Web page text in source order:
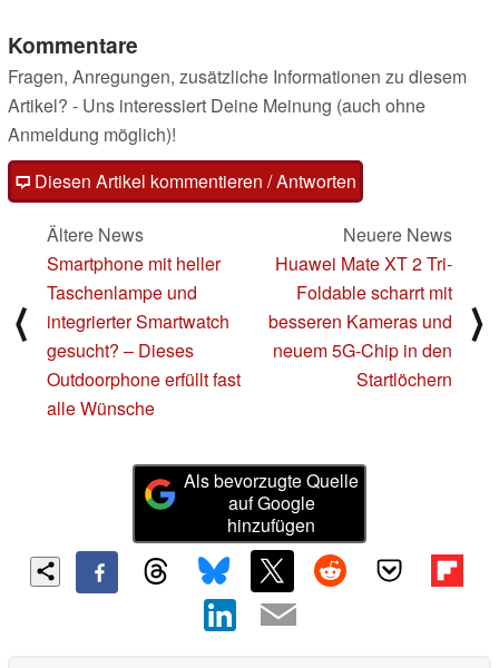
Kommentare
Fragen, Anregungen, zusätzliche Informationen zu diesem
Artikel? - Uns interessiert Deine Meinung (auch ohne
Anmeldung möglich)!
Diesen Artikel kommentieren / Antworten
⟨
Ältere News
Smartphone mit heller
Taschenlampe und
integrierter Smartwatch
gesucht? – Dieses
Outdoorphone erfüllt fast
alle Wünsche
Neuere News
Huawei Mate XT 2 Tri-
Foldable scharrt mit
besseren Kameras und
neuem 5G-Chip in den
Startlöchern
⟩
Als bevorzugte Quelle
auf Google
hinzufügen